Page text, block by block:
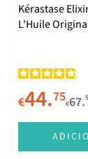
Kérastase
L'Huile
€44.75€67.